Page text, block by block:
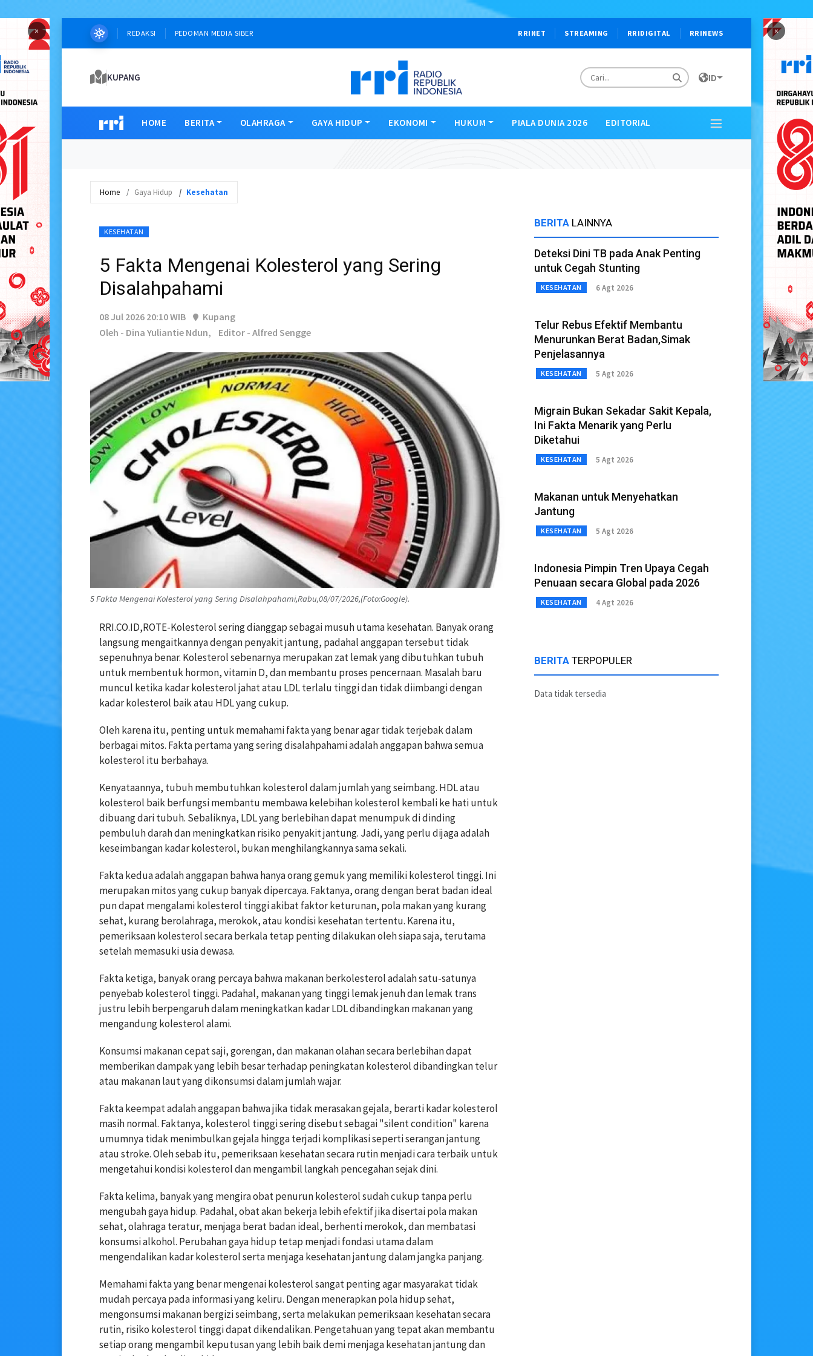
× ×
REDAKSI PEDOMAN MEDIA SIBER RRINET STREAMING RRIDIGITAL RRINEWS
KUPANG ID
HOME BERITA OLAHRAGA GAYA HIDUP EKONOMI HUKUM PIALA DUNIA 2026 EDITORIAL
Home Gaya Hidup Kesehatan
KESEHATAN
5 Fakta Mengenai Kolesterol yang Sering
Disalahpahami
08 Jul 2026 20:10 WIB
Kupang
Oleh - Dina Yuliantie Ndun,
Editor - Alfred Sengge
5 Fakta Mengenai Kolesterol yang Sering Disalahpahami,Rabu,08/07/2026,(Foto:Google).
RRI.CO.ID,ROTE-Kolesterol sering dianggap sebagai musuh utama kesehatan. Banyak orang
langsung mengaitkannya dengan penyakit jantung, padahal anggapan tersebut tidak
sepenuhnya benar. Kolesterol sebenarnya merupakan zat lemak yang dibutuhkan tubuh
untuk membentuk hormon, vitamin D, dan membantu proses pencernaan. Masalah baru
muncul ketika kadar kolesterol jahat atau LDL terlalu tinggi dan tidak diimbangi dengan
kadar kolesterol baik atau HDL yang cukup.
Oleh karena itu, penting untuk memahami fakta yang benar agar tidak terjebak dalam
berbagai mitos. Fakta pertama yang sering disalahpahami adalah anggapan bahwa semua
kolesterol itu berbahaya.
Kenyataannya, tubuh membutuhkan kolesterol dalam jumlah yang seimbang. HDL atau
kolesterol baik berfungsi membantu membawa kelebihan kolesterol kembali ke hati untuk
dibuang dari tubuh. Sebaliknya, LDL yang berlebihan dapat menumpuk di dinding
pembuluh darah dan meningkatkan risiko penyakit jantung. Jadi, yang perlu dijaga adalah
keseimbangan kadar kolesterol, bukan menghilangkannya sama sekali.
Fakta kedua adalah anggapan bahwa hanya orang gemuk yang memiliki kolesterol tinggi. Ini
merupakan mitos yang cukup banyak dipercaya. Faktanya, orang dengan berat badan ideal
pun dapat mengalami kolesterol tinggi akibat faktor keturunan, pola makan yang kurang
sehat, kurang berolahraga, merokok, atau kondisi kesehatan tertentu. Karena itu,
pemeriksaan kolesterol secara berkala tetap penting dilakukan oleh siapa saja, terutama
setelah memasuki usia dewasa.
Fakta ketiga, banyak orang percaya bahwa makanan berkolesterol adalah satu-satunya
penyebab kolesterol tinggi. Padahal, makanan yang tinggi lemak jenuh dan lemak trans
justru lebih berpengaruh dalam meningkatkan kadar LDL dibandingkan makanan yang
mengandung kolesterol alami.
Konsumsi makanan cepat saji, gorengan, dan makanan olahan secara berlebihan dapat
memberikan dampak yang lebih besar terhadap peningkatan kolesterol dibandingkan telur
atau makanan laut yang dikonsumsi dalam jumlah wajar.
Fakta keempat adalah anggapan bahwa jika tidak merasakan gejala, berarti kadar kolesterol
masih normal. Faktanya, kolesterol tinggi sering disebut sebagai "silent condition" karena
umumnya tidak menimbulkan gejala hingga terjadi komplikasi seperti serangan jantung
atau stroke. Oleh sebab itu, pemeriksaan kesehatan secara rutin menjadi cara terbaik untuk
mengetahui kondisi kolesterol dan mengambil langkah pencegahan sejak dini.
Fakta kelima, banyak yang mengira obat penurun kolesterol sudah cukup tanpa perlu
mengubah gaya hidup. Padahal, obat akan bekerja lebih efektif jika disertai pola makan
sehat, olahraga teratur, menjaga berat badan ideal, berhenti merokok, dan membatasi
konsumsi alkohol. Perubahan gaya hidup tetap menjadi fondasi utama dalam
mengendalikan kadar kolesterol serta menjaga kesehatan jantung dalam jangka panjang.
Memahami fakta yang benar mengenai kolesterol sangat penting agar masyarakat tidak
mudah percaya pada informasi yang keliru. Dengan menerapkan pola hidup sehat,
mengonsumsi makanan bergizi seimbang, serta melakukan pemeriksaan kesehatan secara
rutin, risiko kolesterol tinggi dapat dikendalikan. Pengetahuan yang tepat akan membantu
setiap orang mengambil keputusan yang lebih baik demi menjaga kesehatan jantung dan
BERITA LAINNYA
Deteksi Dini TB pada Anak Penting
untuk Cegah Stunting
KESEHATAN 6 Agt 2026
Telur Rebus Efektif Membantu
Menurunkan Berat Badan,Simak
Penjelasannya
KESEHATAN 5 Agt 2026
Migrain Bukan Sekadar Sakit Kepala,
Ini Fakta Menarik yang Perlu
Diketahui
KESEHATAN 5 Agt 2026
Makanan untuk Menyehatkan
Jantung
KESEHATAN 5 Agt 2026
Indonesia Pimpin Tren Upaya Cegah
Penuaan secara Global pada 2026
KESEHATAN 4 Agt 2026
BERITA TERPOPULER
Data tidak tersedia